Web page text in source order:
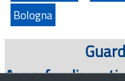
Bologna
Approfondimenti